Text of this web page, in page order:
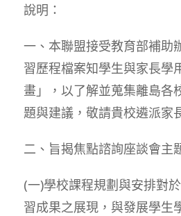
說明：
一、本聯盟接受教育部補助
習歷程檔案知學生與家長學
畫」，以了解並蒐集離島各
題與建議，敬請貴校遴派家
二、旨揭焦點諮詢座談會主
(一)學校課程規劃與安排對
習成果之展現，與發展學生